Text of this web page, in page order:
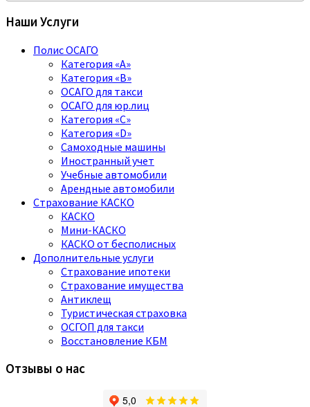
Наши Услуги
Полис ОСАГО
Категория «A»
Категория «B»
ОСАГО для такси
ОСАГО для юр.лиц
Категория «C»
Категория «D»
Самоходные машины
Иностранный учет
Учебные автомобили
Арендные автомобили
Страхование КАСКО
КАСКО
Мини-КАСКО
КАСКО от бесполисных
Дополнительные услуги
Страхование ипотеки
Страхование имущества
Антиклещ
Туристическая страховка
ОСГОП для такси
Восстановление КБМ
Отзывы о нас